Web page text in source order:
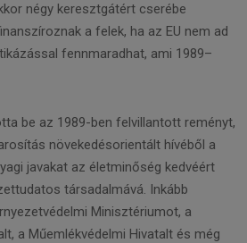
négy keresztgátért cserébe
a felek, ha az EU nem ad
fennmaradhat, ami 1989–
be az 1989-ben felvillantott reményt,
növekedésorientált hívéből a
javakat az életminőség kedvéért
társadalmává. Inkább
Minisztériumot, a
a Műemlékvédelmi Hivatalt és még